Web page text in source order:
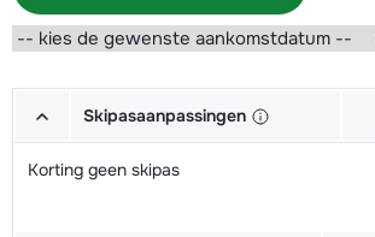
Skipasaanpassingen
Korting geen skipas